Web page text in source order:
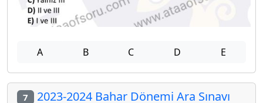
A B C D E
7 2023-2024 Bahar Dönemi Ara Sınavı